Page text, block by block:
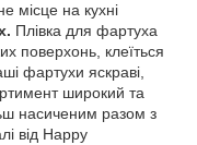
місце на кухні
Плівка для фартуха
поверхонь, клеїться
фартухи яскраві,
широкий та
насиченим разом з
від Happy